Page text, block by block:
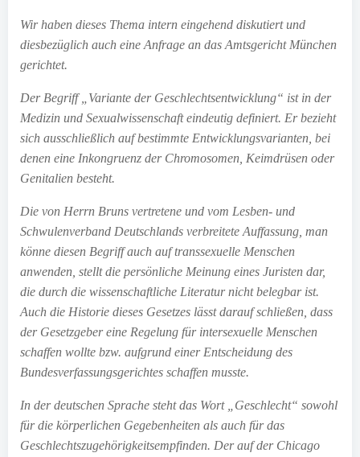
Wir haben dieses Thema intern eingehend diskutiert und
diesbezüglich auch eine Anfrage an das Amtsgericht München
gerichtet.
Der Begriff „Variante der Geschlechtsentwicklung“ ist in der
Medizin und Sexualwissenschaft eindeutig definiert. Er bezieht
sich ausschließlich auf bestimmte Entwicklungsvarianten, bei
denen eine Inkongruenz der Chromosomen, Keimdrüsen oder
Genitalien besteht.
Die von Herrn Bruns vertretene und vom Lesben- und
Schwulenverband Deutschlands verbreitete Auffassung, man
könne diesen Begriff auch auf transsexuelle Menschen
anwenden, stellt die persönliche Meinung eines Juristen dar,
die durch die wissenschaftliche Literatur nicht belegbar ist.
Auch die Historie dieses Gesetzes lässt darauf schließen, dass
der Gesetzgeber eine Regelung für intersexuelle Menschen
schaffen wollte bzw. aufgrund einer Entscheidung des
Bundesverfassungsgerichtes schaffen musste.
In der deutschen Sprache steht das Wort „Geschlecht“ sowohl
für die körperlichen Gegebenheiten als auch für das
Geschlechtszugehörigkeitsempfinden. Der auf der Chicago